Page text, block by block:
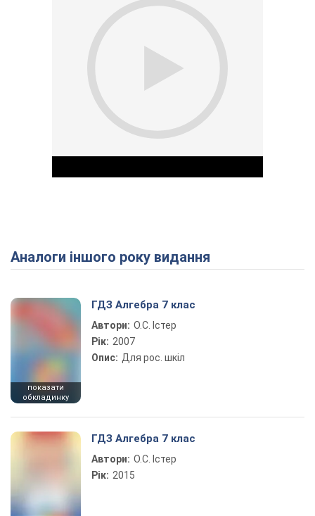
Play Video
Аналоги іншого року видання
показати
обкладинку
ГДЗ Алгебра 7 клас
Автори: О.С. Істер
Рік: 2007
Опис: Для рос. шкіл
ГДЗ Алгебра 7 клас
Автори: О.С. Істер
Рік: 2015